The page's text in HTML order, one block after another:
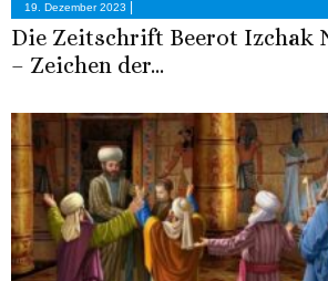
19. Dezember 2023
Die Zeitschrift Beerot Izchak
– Zeichen der...